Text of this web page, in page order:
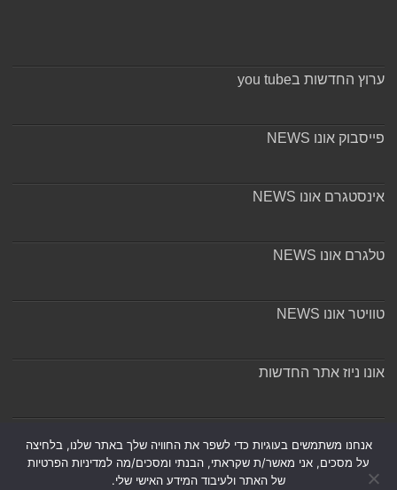
ערוץ החדשות בyou tube
פייסבוק אונו NEWS
אינסטגרם אונו NEWS
טלגרם אונו NEWS
טוויטר אונו NEWS
אונו ניוז אתר החדשות
אנחנו משתמשים בעוגיות כדי לשפר את החוויה שלך באתר שלנו, בלחיצה
על מסכים, אני מאשר/ת שקראתי, הבנתי ומסכים/מה למדיניות הפרטיות
של האתר ולעיבוד המידע האישי שלי.